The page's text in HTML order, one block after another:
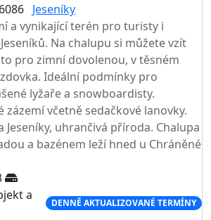
Jeseníky
a vynikající terén pro turisty i
Na chalupu si můžete vzít
pro zimní dovolenou, v těsném
Ideální podmínky pro
lyžaře a snowboardisty.
zázemí včetně sedačkové lanovky.
Jeseníky, uhrančivá příroda. Chalupa
a bazénem leží hned u Chráněné
a
DENNĚ AKTUALIZOVANÉ TERMÍNY